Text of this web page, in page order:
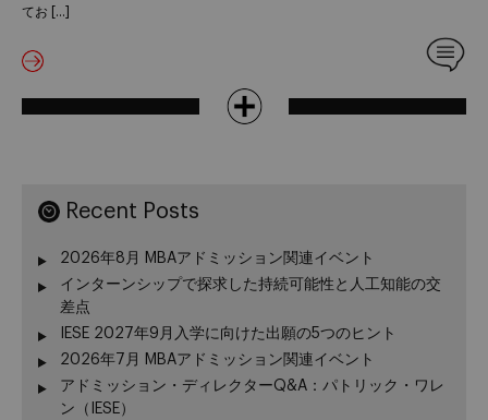
てお […]
Recent Posts
2026年8月 MBAアドミッション関連イベント
インターンシップで探求した持続可能性と人工知能の交
差点
IESE 2027年9月入学に向けた出願の5つのヒント
2026年7月 MBAアドミッション関連イベント
アドミッション・ディレクターQ&A：パトリック・ワレ
ン（IESE）